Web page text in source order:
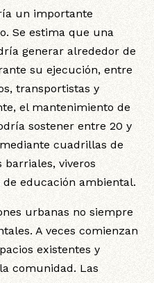
un importante
Se estima que una
generar alrededor de
su ejecución, entre
transportistas y
el mantenimiento de
sostener entre 20 y
cuadrillas de
barriales, viveros
educación ambiental.
urbanas no siempre
A veces comienzan
existentes y
comunidad. Las